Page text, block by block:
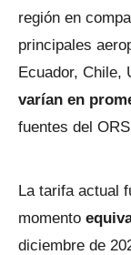
región en
principales
Ecuador, Chile,
varían en
fuentes del
La tarifa actual
momento
diciembre de